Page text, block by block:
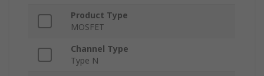
Product Type
MOSFET
Channel Type
Type N